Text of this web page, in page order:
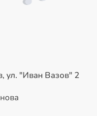
ул. "Иван Вазов" 2